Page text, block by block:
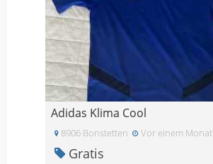
Adidas Klima Cool
8906 Bonstetten Vor einem Monat
Gratis